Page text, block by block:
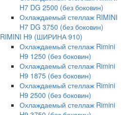
H7 DG 2500 (без боковин)
Охлаждаемый стеллаж RIMINI
H7 DG 3750 (без боковин)
RIMINI H9 (ШИРИНА 910)
Охлаждаемый стеллаж Rimini
H9 1250 (без боковин)
Охлаждаемый стеллаж Rimini
H9 1875 (без боковин)
Охлаждаемый стеллаж Rimini
H9 2500 (без боковин)
Охлаждаемый стеллаж Rimini